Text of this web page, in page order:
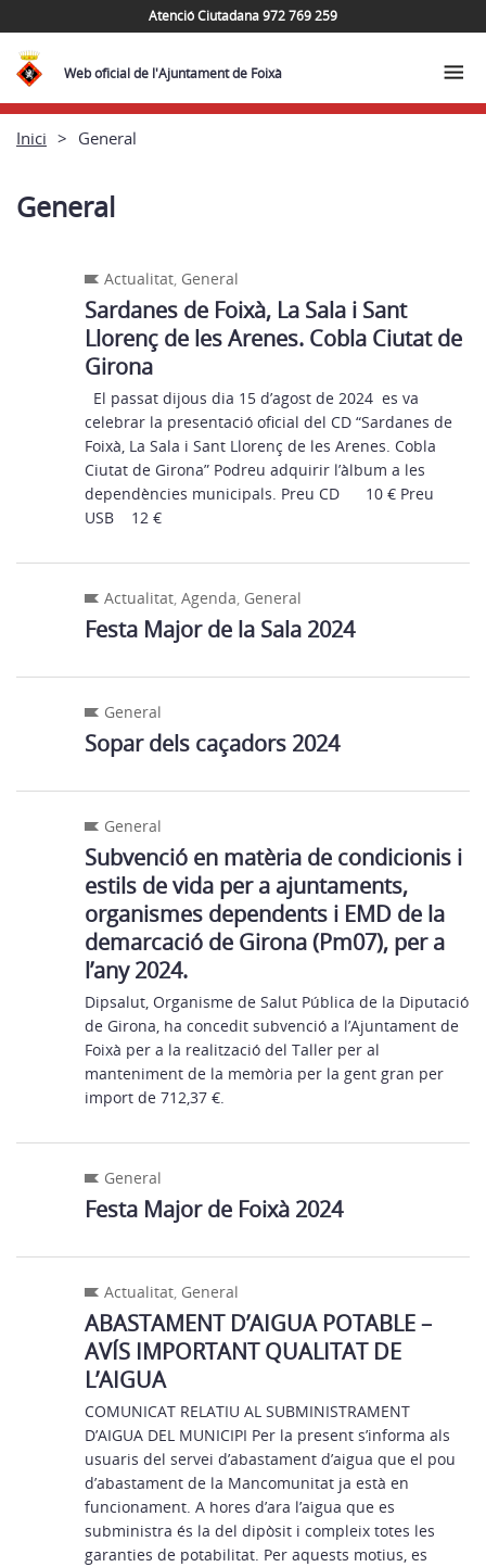
Atenció Ciutadana 972 769 259
Web oficial de l'Ajuntament de Foixà
Inici General
General
Actualitat, General
Sardanes de Foixà, La Sala i Sant
Llorenç de les Arenes. Cobla Ciutat de
Girona
El passat dijous dia 15 d’agost de 2024 es va
celebrar la presentació oficial del CD “Sardanes de
Foixà, La Sala i Sant Llorenç de les Arenes. Cobla
Ciutat de Girona” Podreu adquirir l’àlbum a les
dependències municipals. Preu CD 10 € Preu
USB 12 €
Actualitat,Agenda, General
Festa Major de la Sala 2024
General
Sopar dels caçadors 2024
General
Subvenció en matèria de condicionis i
estils de vida per a ajuntaments,
organismes dependents i EMD de la
demarcació de Girona (Pm07), per a
l’any 2024.
Dipsalut, Organisme de Salut Pública de la Diputació
de Girona, ha concedit subvenció a l’Ajuntament de
Foixà per a la realització del Taller per al
manteniment de la memòria per la gent gran per
import de 712,37 €.
General
Festa Major de Foixà 2024
Actualitat, General
ABASTAMENT D’AIGUA POTABLE –
AVÍS IMPORTANT QUALITAT DE
L’AIGUA
COMUNICAT RELATIU AL SUBMINISTRAMENT
D’AIGUA DEL MUNICIPI Per la present s’informa als
usuaris del servei d’abastament d’aigua que el pou
d’abastament de la Mancomunitat ja està en
funcionament. A hores d’ara l’aigua que es
subministra és la del dipòsit i compleix totes les
garanties de potabilitat. Per aquests motius, es